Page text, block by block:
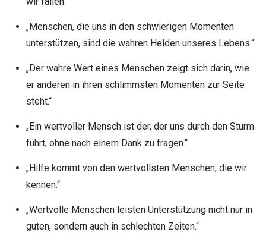
„Menschen, die uns in den schwierigen Momenten
unterstützen, sind die wahren Helden unseres Lebens.“
„Der wahre Wert eines Menschen zeigt sich darin, wie
er anderen in ihren schlimmsten Momenten zur Seite
steht.“
„Ein wertvoller Mensch ist der, der uns durch den Sturm
führt, ohne nach einem Dank zu fragen.“
„Hilfe kommt von den wertvollsten Menschen, die wir
kennen.“
„Wertvolle Menschen leisten Unterstützung nicht nur in
guten, sondern auch in schlechten Zeiten.“